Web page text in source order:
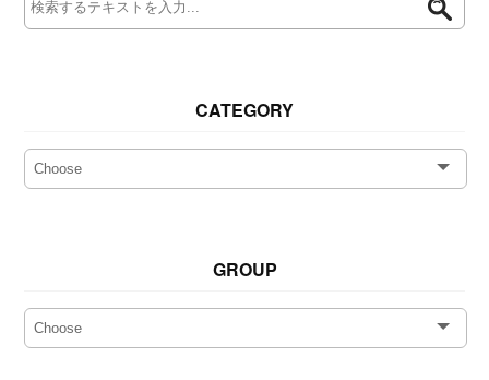
CATEGORY
GROUP